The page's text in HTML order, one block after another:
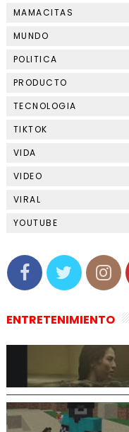
MAMACITAS
MUNDO
POLITICA
PRODUCTO
TECNOLOGIA
TIKTOK
VIDA
VIDEO
VIRAL
YOUTUBE
ENTRETENIMIENTO